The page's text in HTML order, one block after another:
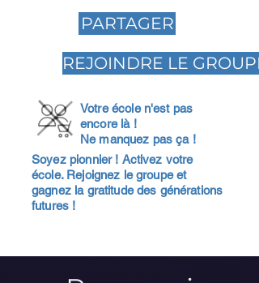
PARTAGER
REJOINDRE LE GROUPE
Votre école n'est pas
encore là !
Ne manquez pas ça !
Soyez pionnier ! Activez votre
école. Rejoignez le groupe et
gagnez la gratitude des générations
futures !